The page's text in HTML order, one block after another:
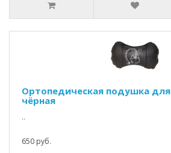
Ортопедическая подушка
чёрная
..
650 руб.